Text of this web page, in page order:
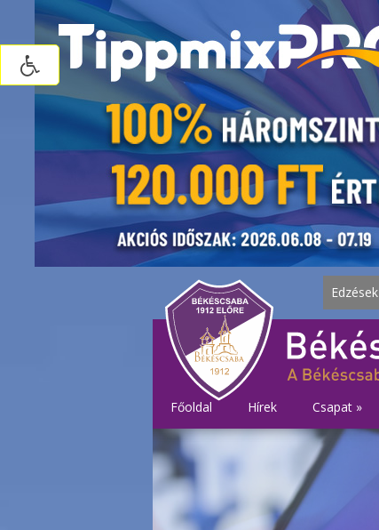
Edzések
Főoldal Hírek Csapat »